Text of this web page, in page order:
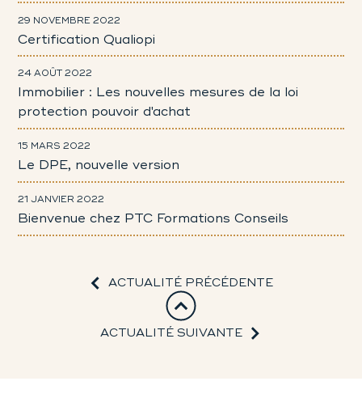
29 NOVEMBRE 2022
Certification Qualiopi
24 AOÛT 2022
Immobilier : Les nouvelles mesures de la loi
protection pouvoir d'achat
15 MARS 2022
Le DPE, nouvelle version
21 JANVIER 2022
Bienvenue chez PTC Formations Conseils
ACTUALITÉ PRÉCÉDENTE
ACTUALITÉ SUIVANTE